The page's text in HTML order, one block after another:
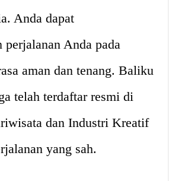
Anda dapat
perjalanan Anda pada
aman dan tenang. Baliku
telah terdaftar resmi di
dan Industri Kreatif
yang sah.